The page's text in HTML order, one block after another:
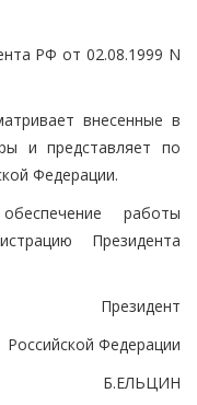
РФ от 02.08.1999 N
внесенные в
и представляет по
Федерации.
работы
Президента
Президент
Российской Федерации
Б.ЕЛЬЦИН